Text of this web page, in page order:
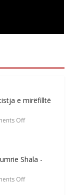
e mirëfilltë
Off
Shala -
Off